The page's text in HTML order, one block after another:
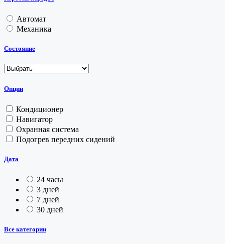
Автомат
Механика
Состояние
Опции
Кондиционер
Навигатор
Охранная система
Подогрев передних сидений
Дата
24 часы
3 дней
7 дней
30 дней
Все категории